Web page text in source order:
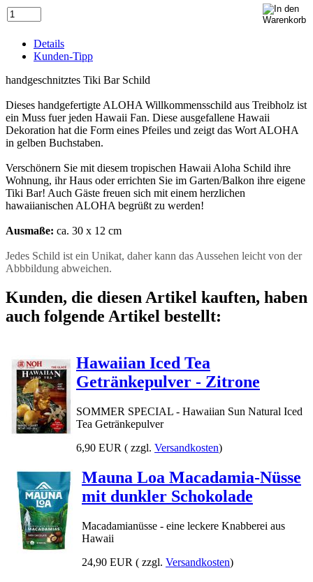
Details
Kunden-Tipp
handgeschnitztes Tiki Bar Schild
Dieses handgefertigte ALOHA Willkommensschild aus Treibholz ist
ein Muss fuer jeden Hawaii Fan. Diese ausgefallene Hawaii
Dekoration hat die Form eines Pfeiles und zeigt das Wort ALOHA
in gelben Buchstaben.
Verschönern Sie mit diesem tropischen Hawaii Aloha Schild ihre
Wohnung, ihr Haus oder errichten Sie im Garten/Balkon ihre eigene
Tiki Bar! Auch Gäste freuen sich mit einem herzlichen
hawaiianischen ALOHA begrüßt zu werden!
Ausmaße: ca. 30 x 12 cm
Jedes Schild ist ein Unikat, daher kann das Aussehen leicht von der
Abbbildung abweichen.
Kunden, die diesen Artikel kauften, haben
auch folgende Artikel bestellt:
Hawaiian Iced Tea
Getränkepulver - Zitrone
SOMMER SPECIAL - Hawaiian Sun Natural Iced
Tea Getränkepulver
6,90 EUR ( zzgl. Versandkosten)
Mauna Loa Macadamia-Nüsse
mit dunkler Schokolade
Macadamianüsse - eine leckere Knabberei aus
Hawaii
24,90 EUR ( zzgl. Versandkosten)